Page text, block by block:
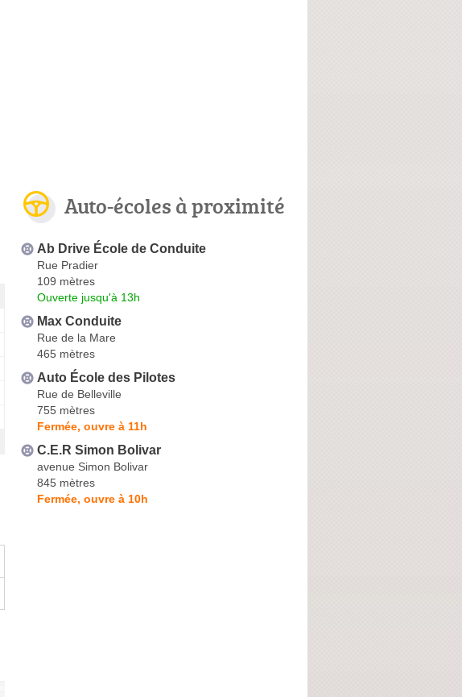
Auto-écoles à proximité
Ab Drive École de Conduite
Rue Pradier
109 mètres
Ouverte jusqu'à 13h
Max Conduite
Rue de la Mare
465 mètres
Auto École des Pilotes
Rue de Belleville
755 mètres
Fermée, ouvre à 11h
C.E.R Simon Bolivar
avenue Simon Bolivar
845 mètres
Fermée, ouvre à 10h